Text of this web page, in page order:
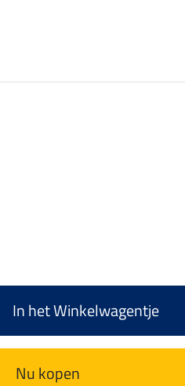
In het Winkelwagentje
Nu kopen